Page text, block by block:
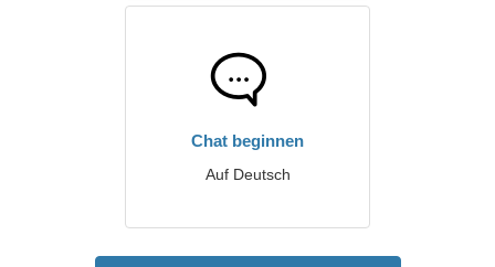
Chat beginnen
Auf Deutsch